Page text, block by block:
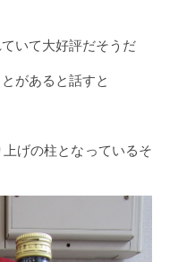
いて大好評だそうだ
があると話すと
げの柱となっているそ